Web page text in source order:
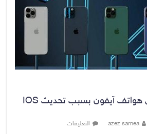
محكمة أمريكية تلزم “ميتا” بدفع
567 مليون دولار
7 أغسطس، 2026 No Comment
مشكلات خطيرة فى هواتف آيفون بسبب تحديث IOS
azez samea التعليقات